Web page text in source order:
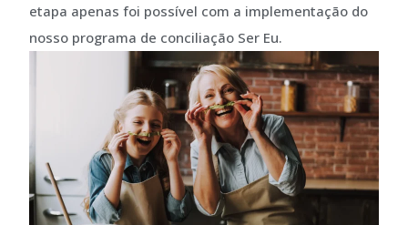
etapa apenas foi possível com a implementação do
nosso programa de conciliação Ser Eu.